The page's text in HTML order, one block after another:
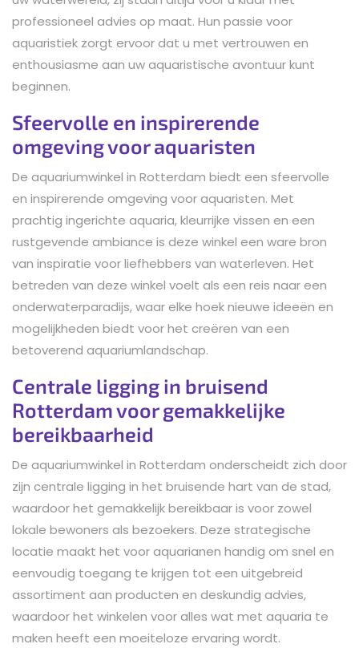
professioneel advies op maat. Hun passie voor
aquaristiek zorgt ervoor dat u met vertrouwen en
enthousiasme aan uw aquaristische avontuur kunt
beginnen.
Sfeervolle en inspirerende
omgeving voor aquaristen
De aquariumwinkel in Rotterdam biedt een sfeervolle
en inspirerende omgeving voor aquaristen. Met
prachtig ingerichte aquaria, kleurrijke vissen en een
rustgevende ambiance is deze winkel een ware bron
van inspiratie voor liefhebbers van waterleven. Het
betreden van deze winkel voelt als een reis naar een
onderwaterparadijs, waar elke hoek nieuwe ideeën en
mogelijkheden biedt voor het creëren van een
betoverend aquariumlandschap.
Centrale ligging in bruisend
Rotterdam voor gemakkelijke
bereikbaarheid
De aquariumwinkel in Rotterdam onderscheidt zich door
zijn centrale ligging in het bruisende hart van de stad,
waardoor het gemakkelijk bereikbaar is voor zowel
lokale bewoners als bezoekers. Deze strategische
locatie maakt het voor aquarianen handig om snel en
eenvoudig toegang te krijgen tot een uitgebreid
assortiment aan producten en deskundig advies,
waardoor het winkelen voor alles wat met aquaria te
maken heeft een moeiteloze ervaring wordt.